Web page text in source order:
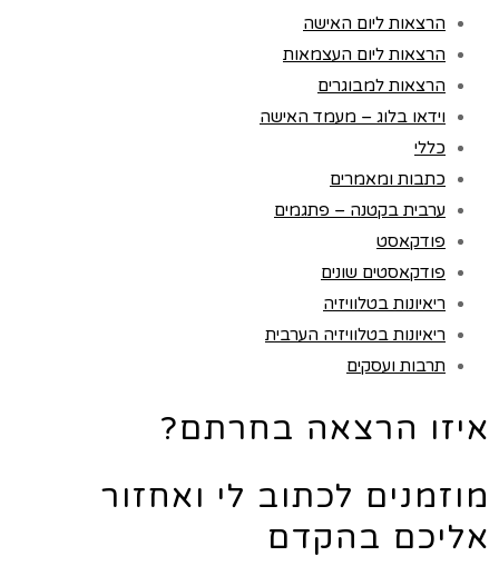
הרצאות ליום האישה
הרצאות ליום העצמאות
הרצאות למבוגרים
וידאו בלוג – מעמד האישה
כללי
כתבות ומאמרים
ערבית בקטנה – פתגמים
פודקאסט
פודקאסטים שונים
ריאיונות בטלוויזיה
ריאיונות בטלוויזיה הערבית
תרבות ועסקים
איזו הרצאה בחרתם?
מוזמנים לכתוב לי ואחזור
אליכם בהקדם